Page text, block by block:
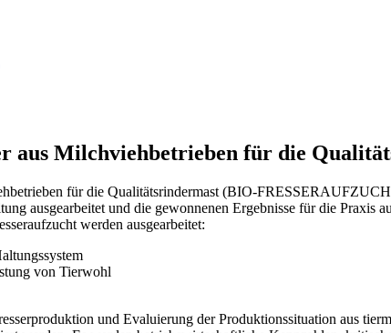
aus Milchviehbetrieben für die
für die Qualitätsrindermast (BIO-
ausgearbeitet und die gewonnenen Ergebnisse für die
werden ausgearbeitet:
von Tierwohl
und Evaluierung der Produktionssituation aus